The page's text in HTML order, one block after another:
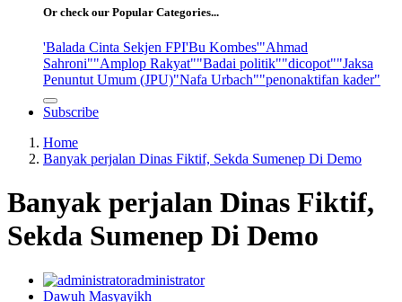
Or check our Popular Categories...
'Balada Cinta Sekjen FPI'Bu Kombes'"Ahmad
Sahroni""Amplop Rakyat""Badai politik""dicopot""Jaksa
Penuntut Umum (JPU)"Nafa Urbach""penonaktifan kader"
Subscribe
Home
Banyak perjalan Dinas Fiktif, Sekda Sumenep Di Demo
Banyak perjalan Dinas Fiktif,
Sekda Sumenep Di Demo
administrator
Dawuh Masyayikh